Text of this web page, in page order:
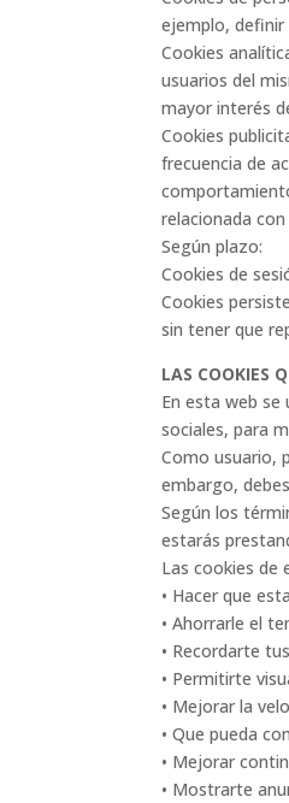
ejemplo,
Cookies
usuarios del
mayor interés
Cookies
frecuencia de
relacionada
Según plazo:
Cookies de
Cookies
sin tener que
LAS COOKIES
En esta web
sociales, para
Como usuario,
embargo,
Según los
estarás
Las cookies de
• Hacer que
• Ahorrarle el
• Recordarte
• Permitirte
• Mejorar la
• Que pueda
• Mejorar
• Mostrarte